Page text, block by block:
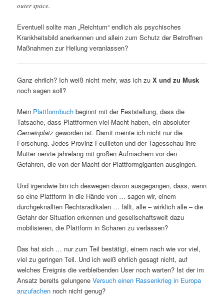
outer space.
Eventuell sollte man „Reichtum“ endlich als psychisches
Krankheitsbild anerkennen und allein zum Schutz der Betroffnen
Maßnahmen zur Heilung veranlassen?
Ganz ehrlich? Ich weiß nicht mehr, was ich zuX und zu Musk
noch sagen soll?
Mein Plattformbuch beginnt mit der Feststellung, dass die
Tatsache, dass Plattformen viel Macht haben, ein absoluter
Gemeinplatz geworden ist. Damit meinte ich nicht nur die
Forschung. Jedes Provinz-Feuilleton und der Tagesschau ihre
Mutter nervte jahrelang mit großen Aufmachern vor den
Gefahren, die von der Macht der Plattformgiganten ausgingen.
Und irgendwie bin ich deswegen davon ausgegangen, dass, wenn
so eine Plattform in die Hände von … sagen wir, einem
durchgeknallten Rechtsradikalen … fällt, alle – wirklich alle – die
Gefahr der Situation erkennen und gesellschaftsweit dazu
mobilisieren, die Plattform in Scharen zu verlassen?
Das hat sich … nur zum Teil bestätigt, einem nach wie vor viel,
viel zu geringen Teil. Und ich weiß ehrlich gesagt nicht, auf
welches Ereignis die verbleibenden User noch warten? Ist der im
Ansatz bereits gelungeneVersuch einen Rassenkrieg in Europa
anzufachen noch nicht genug?